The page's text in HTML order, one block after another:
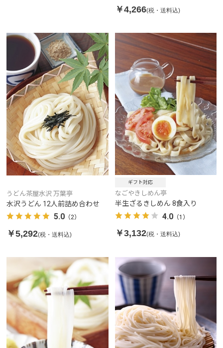
￥4,266(税・送料込)
うどん茶屋水沢 万葉亭
水沢うどん 12人前詰め合わせ
5.0 （2）
￥5,292(税・送料込)
ギフト対応
なごやきしめん亭
半生ざるきしめん 8食入り
4.0（1）
￥3,132(税・送料込)